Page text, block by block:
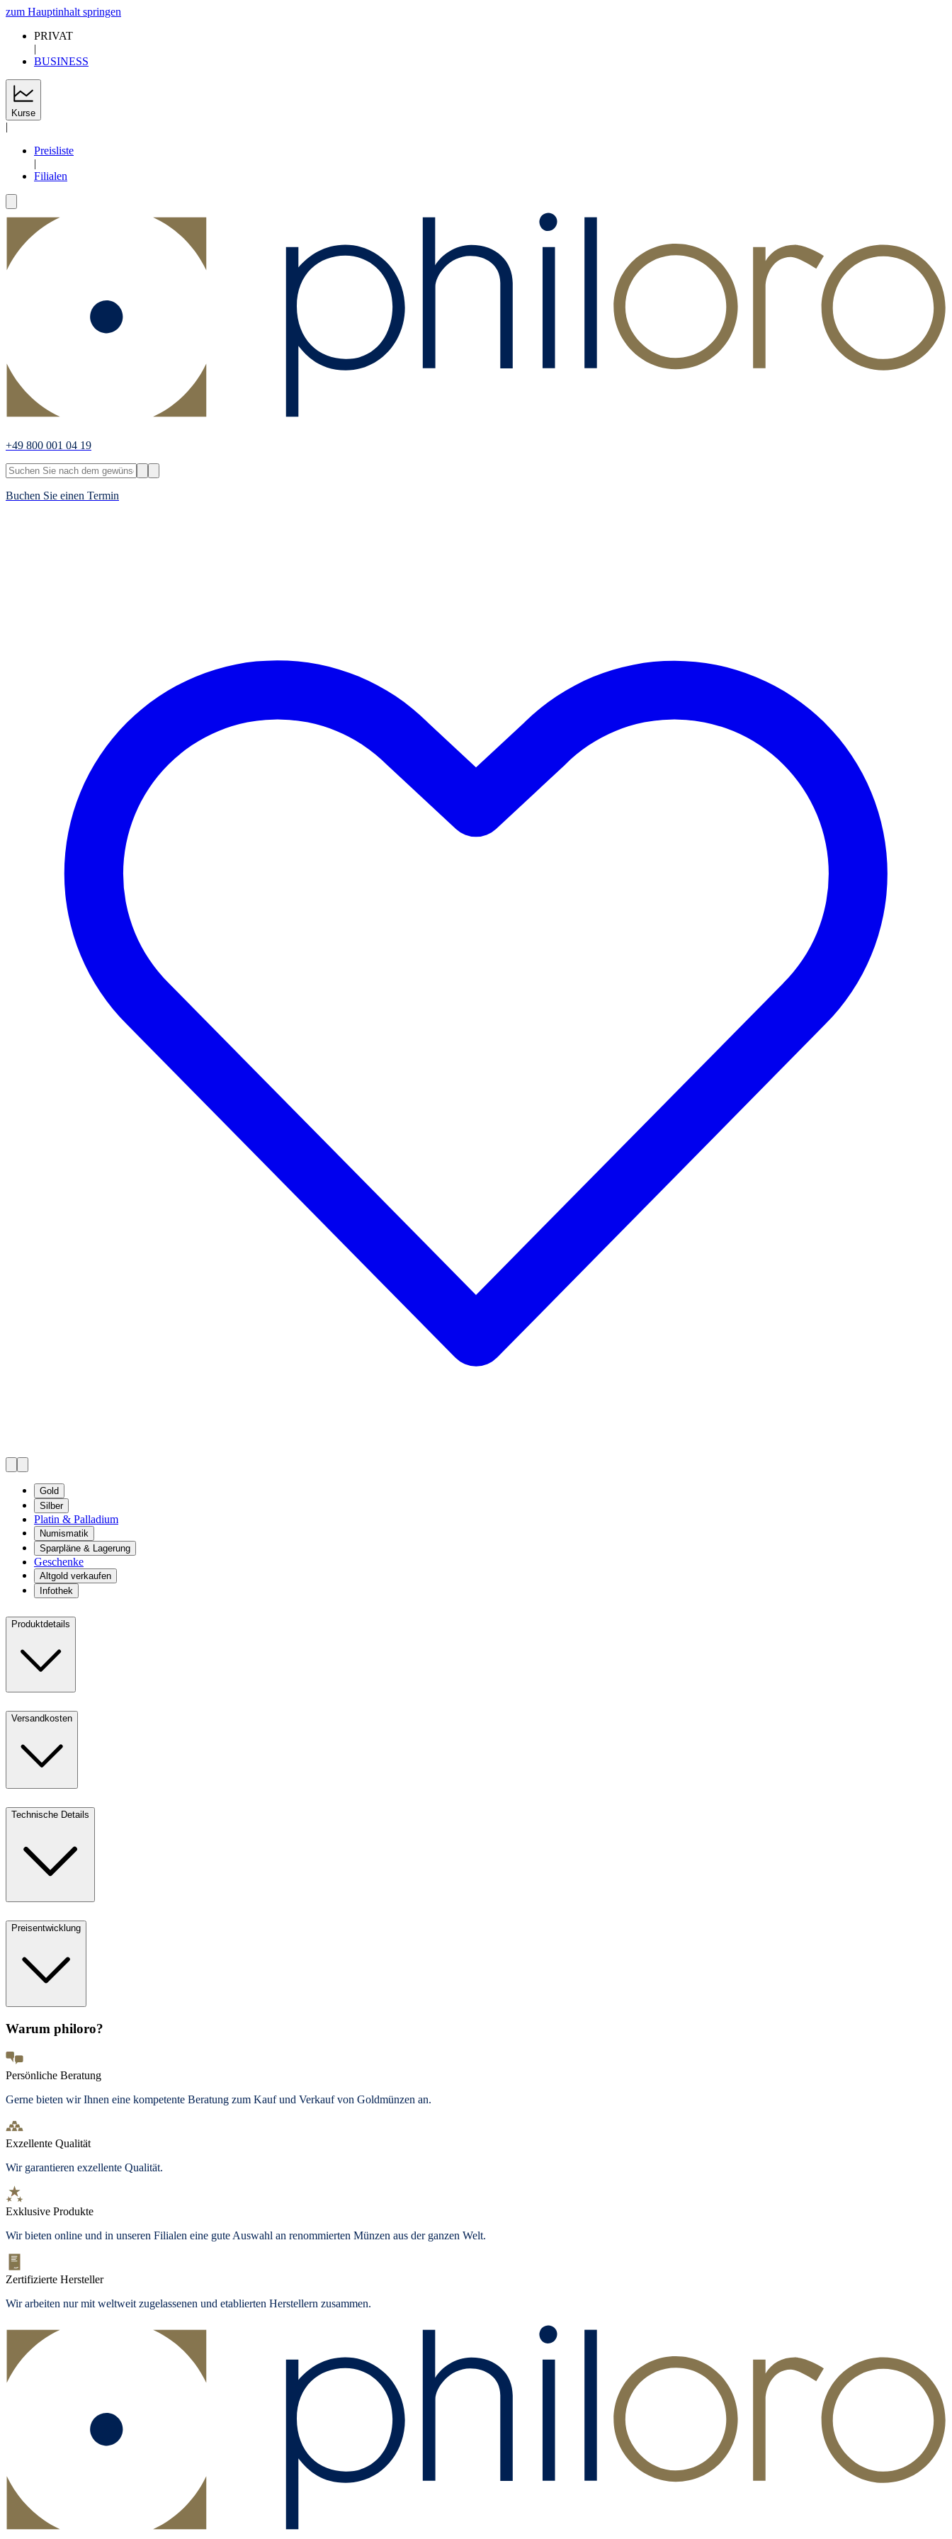
zum Hauptinhalt springen
PRIVAT
|
BUSINESS
Kurse
|
Preisliste
|
Filialen
+49 800 001 04 19
Buchen Sie einen Termin
Gold
Silber
Platin & Palladium
Numismatik
Sparpläne & Lagerung
Geschenke
Altgold verkaufen
Infothek
Produktdetails
Versandkosten
Technische Details
Preisentwicklung
Warum philoro?
Persönliche Beratung
Gerne bieten wir Ihnen eine kompetente Beratung zum Kauf und Verkauf von Goldmünzen an.
Exzellente Qualität
Wir garantieren exzellente Qualität.
Exklusive Produkte
Wir bieten online und in unseren Filialen eine gute Auswahl an renommierten Münzen aus der ganzen Welt.
Zertifizierte Hersteller
Wir arbeiten nur mit weltweit zugelassenen und etablierten Herstellern zusammen.